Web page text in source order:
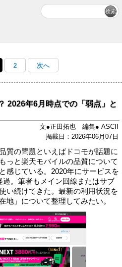
2 次へ
2026年6月時点での「弱点」と
文●正田拓也 編集● ASCII
掲載日：2026年06月07日
質の問題といえばドコモが話題に
っと楽天モバイルの品質について
感じている。2020年にサービスを
。筆者もメイン回線またはサブ
い続けてきた。最新の利用状況を
地」について整理してみたい。